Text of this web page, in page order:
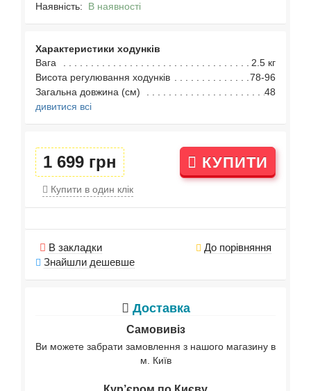
Наявність: В наявності
Характеристики ходунків
Вага
2.5 кг
Висота регулювання ходунків
78-96
Загальна довжина (см)
48
дивитися всі
1 699 грн КУПИТИ
Купити в один клік
В закладки
До порівняння
Знайшли дешевше
Доставка
Самовивіз
Ви можете забрати замовлення з нашого магазину в
м. Київ